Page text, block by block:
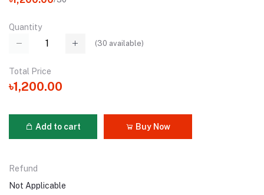
Quantity
(30 available)
Total Price
৳1,200.00
Add to cart Buy Now
Refund
Not Applicable